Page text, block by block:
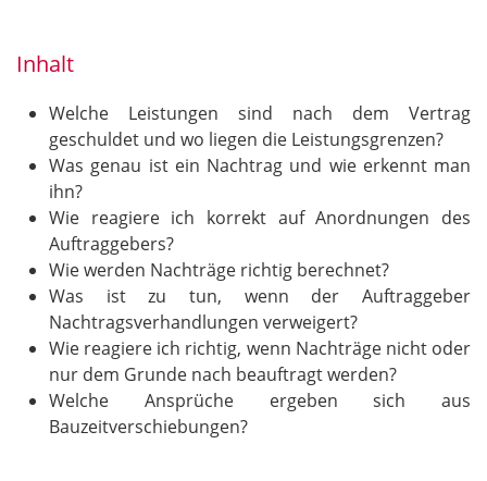
Inhalt
Welche Leistungen sind nach dem Vertrag
geschuldet und wo liegen die Leistungsgrenzen?
Was genau ist ein Nachtrag und wie erkennt man
ihn?
Wie reagiere ich korrekt auf Anordnungen des
Auftraggebers?
Wie werden Nachträge richtig berechnet?
Was ist zu tun, wenn der Auftraggeber
Nachtragsverhandlungen verweigert?
Wie reagiere ich richtig, wenn Nachträge nicht oder
nur dem Grunde nach beauftragt werden?
Welche Ansprüche ergeben sich aus
Bauzeitverschiebungen?